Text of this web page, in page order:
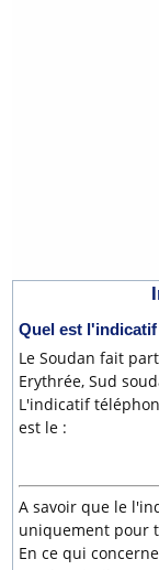
Quel est
Le Soudan fait
Erythrée, Sud
L'indicatif
est le :
A savoir que le
uniquement pour
En ce qui